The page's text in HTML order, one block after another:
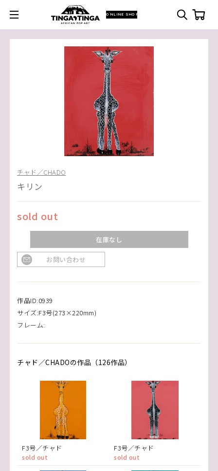
ONLINE SHOP
チャド／CHADO
キリン
sold out
在庫なし
お問い合わせ
作品ID:0939
サイズ:F3号(273×220mm)
フレーム:
チャド／CHADOの作品（126作品）
F3号／チャド
sold out
F3号／チャド
sold out